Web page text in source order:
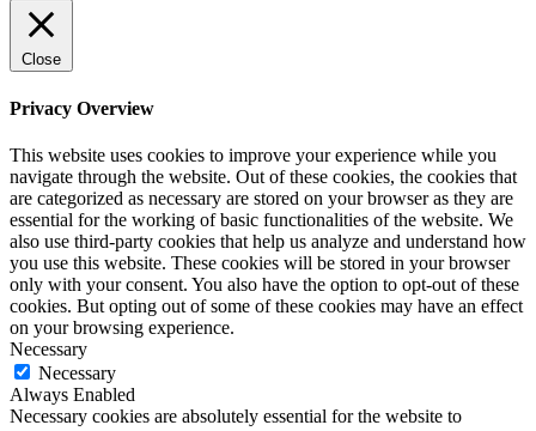
Close
Privacy Overview
This website uses cookies to improve your experience while you
navigate through the website. Out of these cookies, the cookies that
are categorized as necessary are stored on your browser as they are
essential for the working of basic functionalities of the website. We
also use third-party cookies that help us analyze and understand how
you use this website. These cookies will be stored in your browser
only with your consent. You also have the option to opt-out of these
cookies. But opting out of some of these cookies may have an effect
on your browsing experience.
Necessary
Necessary
Always Enabled
Necessary cookies are absolutely essential for the website to